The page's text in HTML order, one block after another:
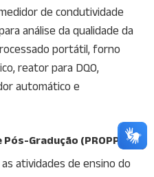
de condutividade
análise da qualidade da
portátil, forno
reator para DQO,
automático e
Gradução (PROPPG)
as atividades de ensino do